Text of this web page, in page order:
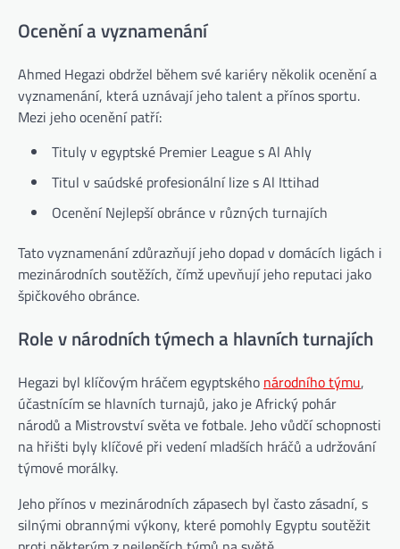
Ocenění a vyznamenání
Ahmed Hegazi obdržel během své kariéry několik ocenění a
vyznamenání, která uznávají jeho talent a přínos sportu.
Mezi jeho ocenění patří:
Tituly v egyptské Premier League s Al Ahly
Titul v saúdské profesionální lize s Al Ittihad
Ocenění Nejlepší obránce v různých turnajích
Tato vyznamenání zdůrazňují jeho dopad v domácích ligách i
mezinárodních soutěžích, čímž upevňují jeho reputaci jako
špičkového obránce.
Role v národních týmech a hlavních turnajích
Hegazi byl klíčovým hráčem egyptského národního týmu,
účastnícím se hlavních turnajů, jako je Africký pohár
národů a Mistrovství světa ve fotbale. Jeho vůdčí schopnosti
na hřišti byly klíčové při vedení mladších hráčů a udržování
týmové morálky.
Jeho přínos v mezinárodních zápasech byl často zásadní, s
silnými obrannými výkony, které pomohly Egyptu soutěžit